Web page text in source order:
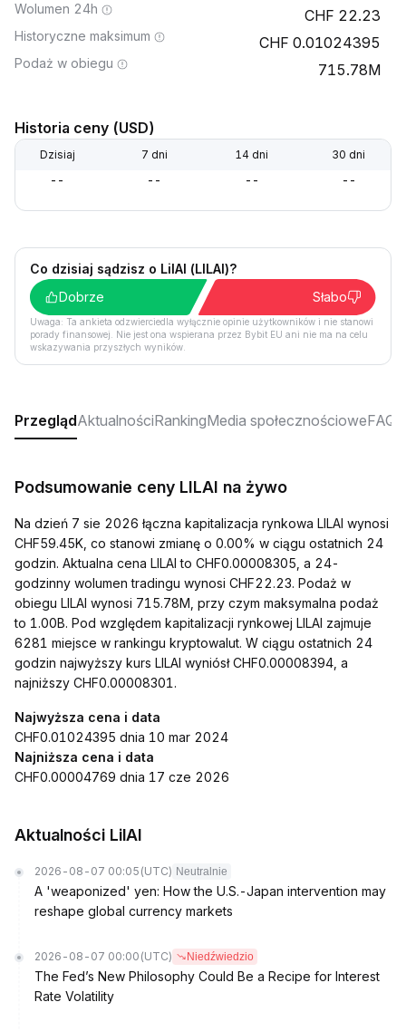
Wolumen 24h 22.23
Historyczne maksimum 0.01024395
Podaż w obiegu 715.78M
Historia ceny (USD)
Dzisiaj 7 dni 14 dni 30 dni
-- -- -- --
Co dzisiaj sądzisz o LilAI (LILAI)?
Dobrze
Słabo
Uwaga: Ta ankieta odzwierciedla wyłącznie opinie użytkowników i nie stanowi
porady finansowej. Nie jest ona wspierana przez Bybit EU ani nie ma na celu
wskazywania przyszłych wyników.
PrzeglądAktualnościRankingMedia społecznościoweFAQ
Podsumowanie ceny LILAI na żywo
Na dzień 7 sie 2026 łączna kapitalizacja rynkowa LILAI wynosi
CHF59.45K, co stanowi zmianę o 0.00% w ciągu ostatnich 24
godzin. Aktualna cena LILAI to CHF0.00008305, a 24-
godzinny wolumen tradingu wynosi CHF22.23. Podaż w
obiegu LILAI wynosi 715.78M, przy czym maksymalna podaż
to 1.00B. Pod względem kapitalizacji rynkowej LILAI zajmuje
6281 miejsce w rankingu kryptowalut. W ciągu ostatnich 24
godzin najwyższy kurs LILAI wyniósł CHF0.00008394, a
najniższy CHF0.00008301.
Najwyższa cena i data
CHF0.01024395 dnia 10 mar 2024
Najniższa cena i data
CHF0.00004769 dnia 17 cze 2026
Aktualności LilAI
2026-08-07 00:05 (UTC) Neutralnie
A 'weaponized' yen: How the U.S.-Japan intervention may
reshape global currency markets
2026-08-07 00:00 (UTC) Niedźwiedzio
The Fed’s New Philosophy Could Be a Recipe for Interest
Rate Volatility